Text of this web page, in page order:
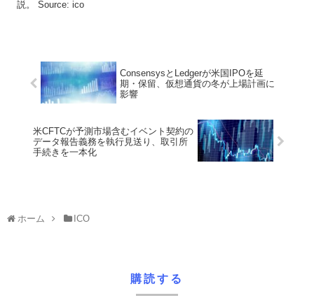
説。 Source: ico
ConsensysとLedgerが米国IPOを延
期・保留、仮想通貨の冬が上場計画に
影響
米CFTCが予測市場含むイベント契約の
データ報告義務を執行見送り、取引所
手続きを一本化
ホーム ICO
購読する